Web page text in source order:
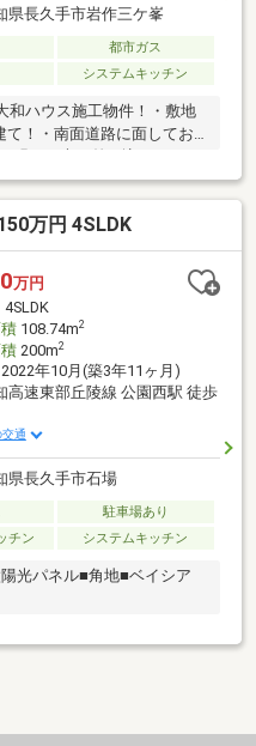
県長久手市岩作三ケ峯
都市ガス
システムキッチン
ハウス施工物件！・敷地
て！・南面道路に面してお
しいただけます！・LDK横
収納付きでお部屋をすっき
の為、お子様のいるご家
来る環境！・モリコロパー
とも可能です。・長久手市
8分！少しでも気になる方
いませ！！
万円 4SLDK
万円
4SLDK
108.74m2
200m2
2022年10月(築3年11ヶ月)
高速東部丘陵線 公園西駅 徒歩
通
県長久手市石場
駐車場あり
チン システムキッチン
光パネル■角地■ベイシア